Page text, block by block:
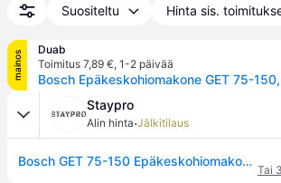
Suositeltu Hinta sis.
mainos
Duab
Toimitus 7,89 €, 1-2 päivää
Staypro
Alin hinta·Jälkitilaus
Bosch GET 75-150 Epäkeskohiomakone 750 W, Koneet
Tai